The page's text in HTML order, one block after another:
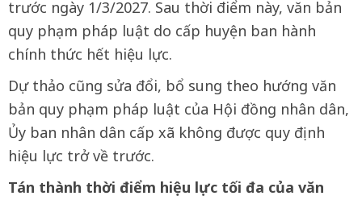
trước ngày 1/3/2027. Sau thời điểm này, văn bản
quy phạm pháp luật do cấp huyện ban hành
chính thức hết hiệu lực.
Dự thảo cũng sửa đổi, bổ sung theo hướng văn
bản quy phạm pháp luật của Hội đồng nhân dân,
Ủy ban nhân dân cấp xã không được quy định
hiệu lực trở về trước.
Tán thành thời điểm hiệu lực tối đa của văn